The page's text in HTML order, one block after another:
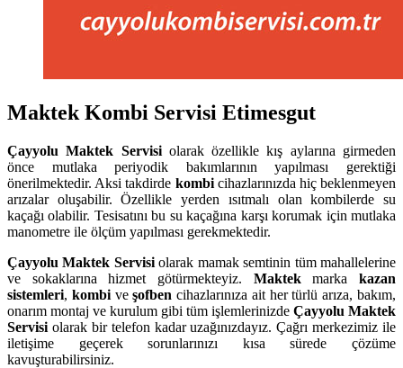
Maktek Kombi Servisi Etimesgut
ÇayyoluMaktek Servisi olarak özellikle kış aylarına girmeden
önce mutlaka periyodik bakımlarının yapılması gerektiği
önerilmektedir. Aksi takdirde kombicihazlarınızda hiç beklenmeyen
arızalar oluşabilir. Özellikle yerden ısıtmalı olan kombilerde su
kaçağı olabilir. Tesisatını bu su kaçağına karşı korumak için mutlaka
manometre ile ölçüm yapılması gerekmektedir.
ÇayyoluMaktek Servisiolarak mamak semtinin tüm mahallelerine
ve sokaklarına hizmet götürmekteyiz. Maktekmarkakazan
sistemleri, kombi veşofben cihazlarınıza ait her türlü arıza, bakım,
onarım montaj ve kurulum gibi tüm işlemlerinizde Çayyolu Maktek
Servisi olarak bir telefon kadar uzağınızdayız. Çağrı merkezimiz ile
iletişime geçerek sorunlarınızı kısa sürede çözüme
kavuşturabilirsiniz.